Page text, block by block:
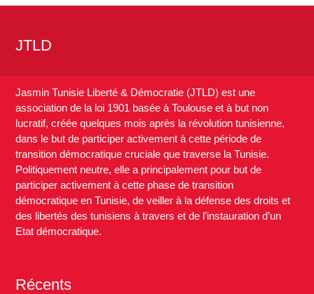
JTLD
Jasmin Tunisie Liberté & Démocratie (JTLD) est une
association de la loi 1901 basée à Toulouse et à but non
lucratif, créée quelques mois après la révolution tunisienne,
dans le but de participer activement à cette période de
transition démocratique cruciale que traverse la Tunisie.
Politiquement neutre, elle a principalement pour but de
participer activement à cette phase de transition
démocratique en Tunisie, de veiller à la défense des droits et
des libertés des tunisiens à travers et de l’instauration d’un
Etat démocratique.
Récents